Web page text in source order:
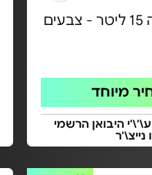
צידנית רכה 15 ליטר - צבעים
מיוחד
היבואן הרשמי